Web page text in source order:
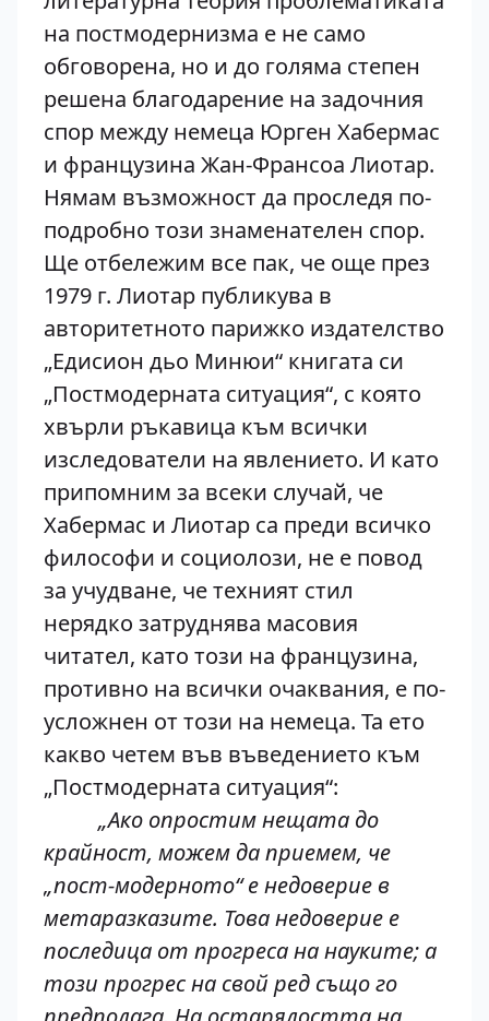
на постмодернизма е не само
обговорена, но и до голяма степен
решена благодарение на задочния
спор между немеца Юрген Хабермас
и французина Жан-Франсоа Лиотар.
Нямам възможност да проследя по-
подробно този знаменателен спор.
Ще отбележим все пак, че още през
1979 г. Лиотар публикува в
авторитетното парижко издателство
„Едисион дьо Минюи“ книгата си
„Постмодерната ситуация“, с която
хвърли ръкавица към всички
изследователи на явлението. И като
припомним за всеки случай, че
Хабермас и Лиотар са преди всичко
философи и социолози, не е повод
за учудване, че техният стил
нерядко затруднява масовия
читател, като този на французина,
противно на всички очаквания, е по-
усложнен от този на немеца. Та ето
какво четем във въведението към
„Постмодерната ситуация“:
„Ако опростим нещата до
крайност, можем да приемем, че
„пост-модерното“ е недоверие в
метаразказите. Това недоверие е
последица от прогреса на науките; а
този прогрес на свой ред също го